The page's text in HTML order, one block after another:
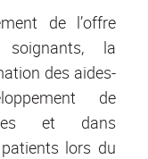
de l’offre
la
des aides-
de
et dans
lors du